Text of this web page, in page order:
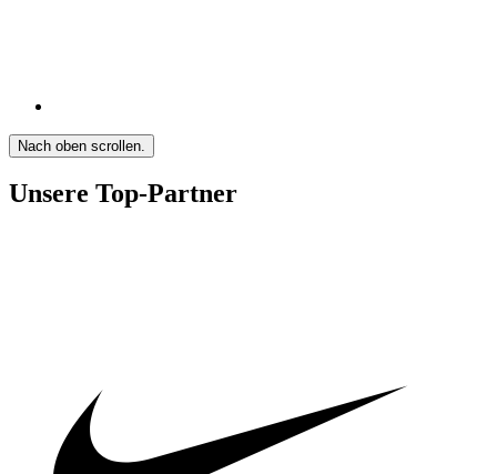
Nach oben scrollen.
Unsere Top-Partner